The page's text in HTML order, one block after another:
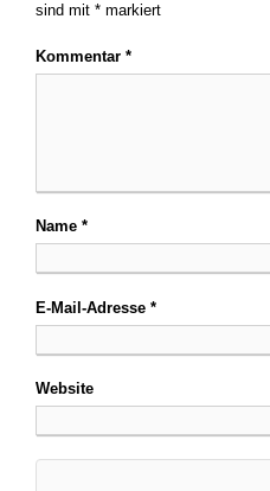
sind mit * markiert
Kommentar *
Name *
E-Mail-Adresse *
Website